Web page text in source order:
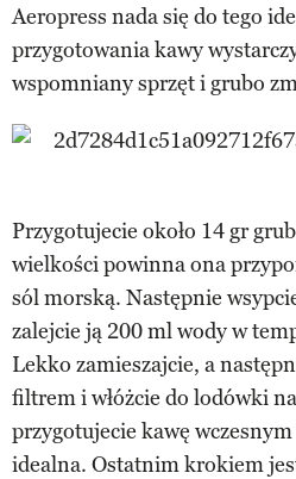
Aeropress nada się do tego
przygotowania kawy
wspomniany sprzęt i grubo
Przygotujecie około 14 gr
wielkości powinna ona
sól morską. Następnie
zalejcie ją 200 ml wody w
Lekko zamieszajcie, a
filtrem i włóżcie do lodówki
przygotujecie kawę
idealna. Ostatnim krokiem